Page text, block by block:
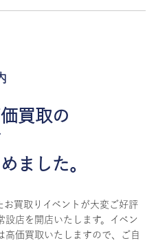
買取の
ました。
お買取りイベントが大変ご好評
設店を開店いたします。イベン
高価買取いたしますので、ご自